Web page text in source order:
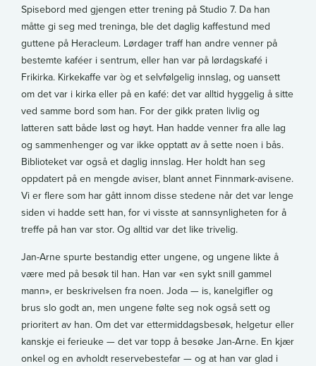
Spisebord med gjengen etter trening på Studio 7. Da han
måtte gi seg med treninga, ble det daglig kaffestund med
guttene på Heracleum. Lørdager traff han andre venner på
bestemte kaféer i sentrum, eller han var på lørdagskafé i
Frikirka. Kirkekaffe var òg et selvfølgelig innslag, og uansett
om det var i kirka eller på en kafé: det var alltid hyggelig å sitte
ved samme bord som han. For der gikk praten livlig og
latteren satt både løst og høyt. Han hadde venner fra alle lag
og sammenhenger og var ikke opptatt av å sette noen i bås.
Biblioteket var også et daglig innslag. Her holdt han seg
oppdatert på en mengde aviser, blant annet Finnmark-avisene.
Vi er flere som har gått innom disse stedene når det var lenge
siden vi hadde sett han, for vi visste at sannsynligheten for å
treffe på han var stor. Og alltid var det like trivelig.
Jan-Arne spurte bestandig etter ungene, og ungene likte å
være med på besøk til han. Han var «en sykt snill gammel
mann», er beskrivelsen fra noen. Joda — is, kanelgifler og
brus slo godt an, men ungene følte seg nok også sett og
prioritert av han. Om det var ettermiddagsbesøk, helgetur eller
kanskje ei ferieuke — det var topp å besøke Jan-Arne. En kjær
onkel og en avholdt reservebestefar — og at han var glad i